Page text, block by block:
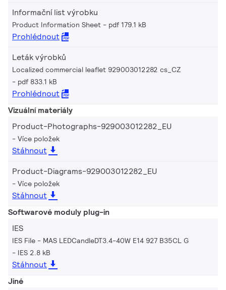
Informační list výrobku
Product Information Sheet pdf 179.1 kB
Prohlédnout
Leták výrobků
Localized commercial leaflet 929003012282 cs_CZ
pdf 833.1 kB
Prohlédnout
Vizuální materiály
Product-Photographs-929003012282_EU
Více položek
Stáhnout
Product-Diagrams-929003012282_EU
Více položek
Stáhnout
Softwarové moduly plug-in
IES
IES File - MAS LEDCandleDT3.4-40W E14 927 B35CL G
IES 2.8 kB
Stáhnout
Jiné